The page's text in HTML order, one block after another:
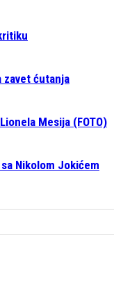
zavet ćutanja
Mesija (FOTO)
Nikolom Jokićem